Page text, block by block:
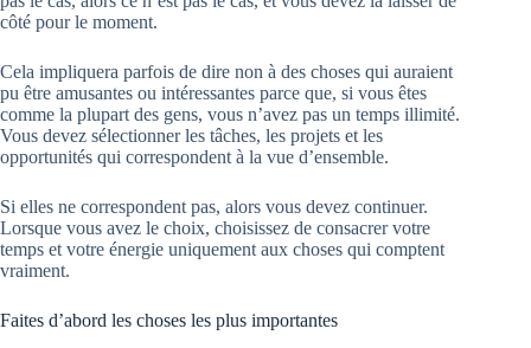
côté pour le moment.
Cela impliquera parfois de dire non à des choses qui auraient
pu être amusantes ou intéressantes parce que, si vous êtes
comme la plupart des gens, vous n’avez pas un temps illimité.
Vous devez sélectionner les tâches, les projets et les
opportunités qui correspondent à la vue d’ensemble.
Si elles ne correspondent pas, alors vous devez continuer.
Lorsque vous avez le choix, choisissez de consacrer votre
temps et votre énergie uniquement aux choses qui comptent
vraiment.
Faites d’abord les choses les plus importantes